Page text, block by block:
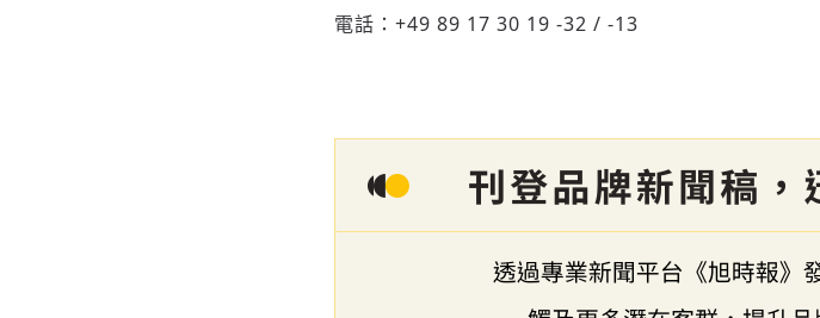
電話：+49 89 17 30 19 -32 / -13